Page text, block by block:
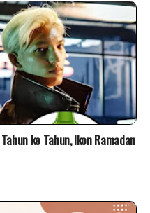
ke Tahun, Ikon Ramadan